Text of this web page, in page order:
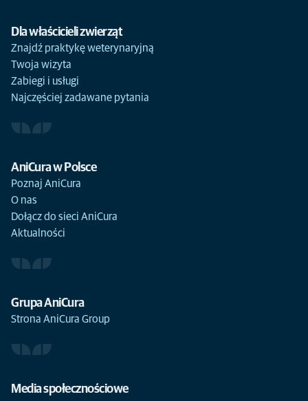
Dla właścicieli zwierząt
Znajdź praktykę weterynaryjną
Twoja wizyta
Zabiegi i usługi
Najczęściej zadawane pytania
AniCura w Polsce
Poznaj AniCura
O nas
Dołącz do sieci AniCura
Aktualności
Grupa AniCura
Strona AniCura Group
Media społecznościowe